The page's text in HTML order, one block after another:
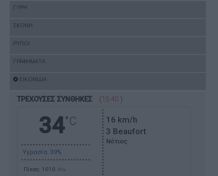
ΓΥΡΗ
ΣΚΟΝΗ
ΡΥΠΟΙ
ΓΡΑΦΗΜΑΤΑ
ΕΙΚΟΝΙΔΙΑ
ΤΡΕΧΟΥΣΕΣ ΣΥΝΘΗΚΕΣ (15:40 )
34°C
Υγρασία: 39%
Πίεση: 1010 hPa
16 km/h
3 Beaufort
Νότιος